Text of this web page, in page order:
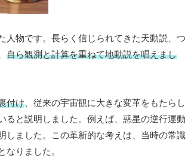
人物です。長らく信じられてきた天動説、つ
自ら観測と計算を重ねて地動説を唱えまし
付け 、従来の宇宙観に大きな変革をもたらし
ると説明しました。例えば、惑星の逆行運動
しました。この革新的な考えは、当時の常識
なりました。